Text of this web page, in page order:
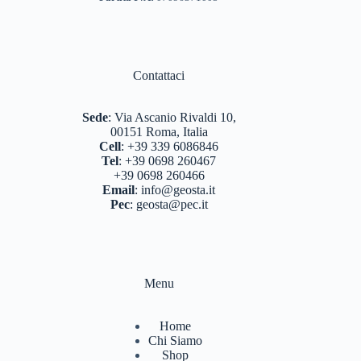
Contattaci
Sede: Via Ascanio Rivaldi 10,
00151 Roma, Italia
Cell:+39 339 6086846
Tel:+39 0698 260467
+39 0698 260466
Email:info@geosta.it
Pec: geosta@pec.it
Menu
Home
Chi Siamo
Shop